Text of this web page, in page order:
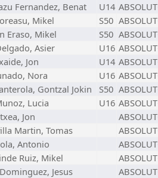
Fernandez, Benat U14
Mikel S50
Eraso, Mikel S50
Asier U16
Jon U14
Nora U16
Gontzal Jokin S50
Lucia U16
Jon
Martin, Tomas
Antonio
Ruiz, Mikel
Jesus